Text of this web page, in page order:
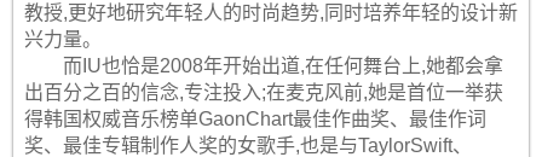
教授,更好地研究年轻人的时尚趋势,同时培养年轻的设计新
兴力量。
而IU也恰是2008年开始出道,在任何舞台上,她都会拿
出百分之百的信念,专注投入;在麦克风前,她是首位一举获
得韩国权威音乐榜单GaonChart最佳作曲奖、最佳作词
奖、最佳专辑制作人奖的女歌手,也是与TaylorSwift、